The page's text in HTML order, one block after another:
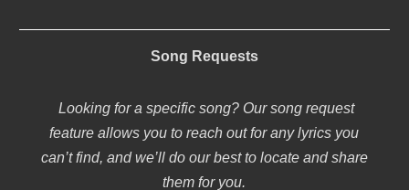
Song Requests
Looking for a specific song? Our song request
feature allows you to reach out for any lyrics you
can’t find, and we’ll do our best to locate and share
them for you.